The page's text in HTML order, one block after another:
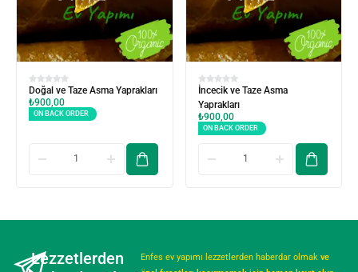
Doğal ve Taze Asma Yaprakları
₺900,00
ON BACK ORDER
İncecik ve Taze Asma
Yaprakları
₺900,00
ON BACK ORDER
Lezzetlerden
Enfes ev yapımı lezzetlerden haberdar olmak ve